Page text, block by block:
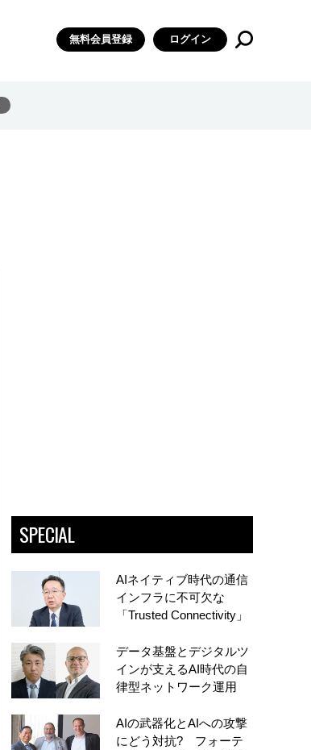
無料会員登録 ログイン
SPECIAL
AIネイティブ時代の通信
インフラに不可欠な
「Trusted Connectivity」
データ基盤とデジタルツ
インが支えるAI時代の自
律型ネットワーク運用
AIの武器化とAIへの攻撃
にどう対抗? フォーテ